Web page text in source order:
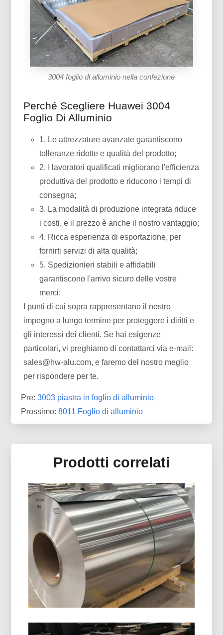
3004 foglio di alluminio nella confezione
Perché Scegliere Huawei 3004
Foglio Di Alluminio
1. Le attrezzature avanzate garantiscono
tolleranze ridotte e qualità del prodotto;
2. I lavoratori qualificati migliorano l'efficienza
produttiva del prodotto e riducono i tempi di
consegna;
3. La modalità di produzione integrata riduce
i costi, e il prezzo è anche il nostro vantaggio;
4. Ricca esperienza di esportazione, per
fornirti servizi di alta qualità;
5. Spedizionieri stabili e affidabili
garantiscono l'arrivo sicuro delle vostre
merci;
I punti di cui sopra rappresentano il nostro
impegno a lungo termine per proteggere i diritti e
gli interessi dei clienti. Se hai esigenze
particolari, vi preghiamo di contattarci via e-mail:
sales@hw-alu.com, e faremo del nostro meglio
per rispondere per te.
Pre:3003 piastra in foglio di alluminio
Prossimo:8011 Foglio di alluminio
Prodotti correlati
8011 Bobina Di Chiusura In